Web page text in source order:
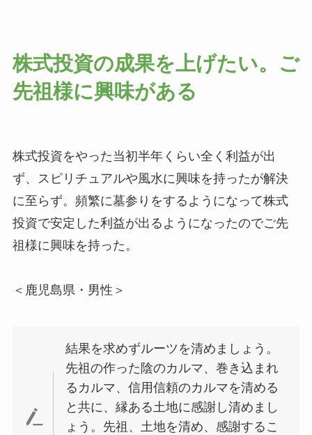
株式投資の成果を上げたい。ご
先祖様に興味がある
株式投資をやった当初半年くらい全く利益が出
ず、スピリチュアルや風水に興味を持ったが解決
に至らず。頻繁に墓参りをするようになって株式
投資で安定した利益が出るようになったのでご先
祖様に興味を持った。
＜鹿児島県・男性＞
結果を求めずルーツを清めましょう。
先祖の作った陰のカルマ、巻き込まれ
るカルマ、信用信頼のカルマを清める
と共に、縁ある土地に感謝し清めまし
ょう。先祖、土地を清め、感謝するこ